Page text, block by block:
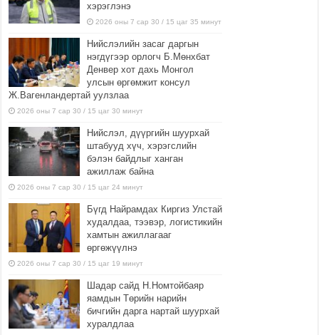
хэрэглэнэ
2026 оны 7 сар 30 / 15 цаг 35 минут
Нийслэлийн засаг даргын
нэгдүгээр орлогч Б.Мөнхбат
Денвер хот дахь Монгол
улсын өргөмжит консул
Ж.Вагенландертай уулзлаа
2026 оны 7 сар 30 / 15 цаг 30 минут
Нийслэл, дүүргийн шуурхай
штабууд хүч, хэрэгслийн
бэлэн байдлыг ханган
ажиллаж байна
2026 оны 7 сар 30 / 15 цаг 24 минут
Бүгд Найрамдах Киргиз Улстай
худалдаа, тээвэр, логистикийн
хамтын ажиллагааг
өргөжүүлнэ
2026 оны 7 сар 30 / 15 цаг 19 минут
Шадар сайд Н.Номтойбаяр
яамдын Төрийн нарийн
бичгийн дарга нартай шуурхай
хуралдлаа